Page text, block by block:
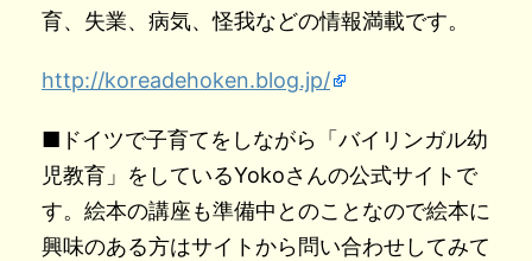
育、失業、病気、怪我などの情報満載です。
http://koreadehoken.blog.jp/
■ドイツで子育てをしながら「バイリンガル幼
児教育」をしているYokoさんの公式サイトで
す。絵本の講座も準備中とのことなので絵本に
興味のある方はサイトから問い合わせしてみて